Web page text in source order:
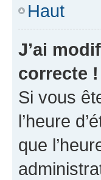
Haut
J’ai
correcte !
Si vous
l’heure
que